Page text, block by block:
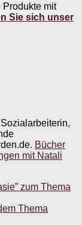
Produkte mit
Sie sich unser
Bücher
mit Natali
zum Thema
Thema